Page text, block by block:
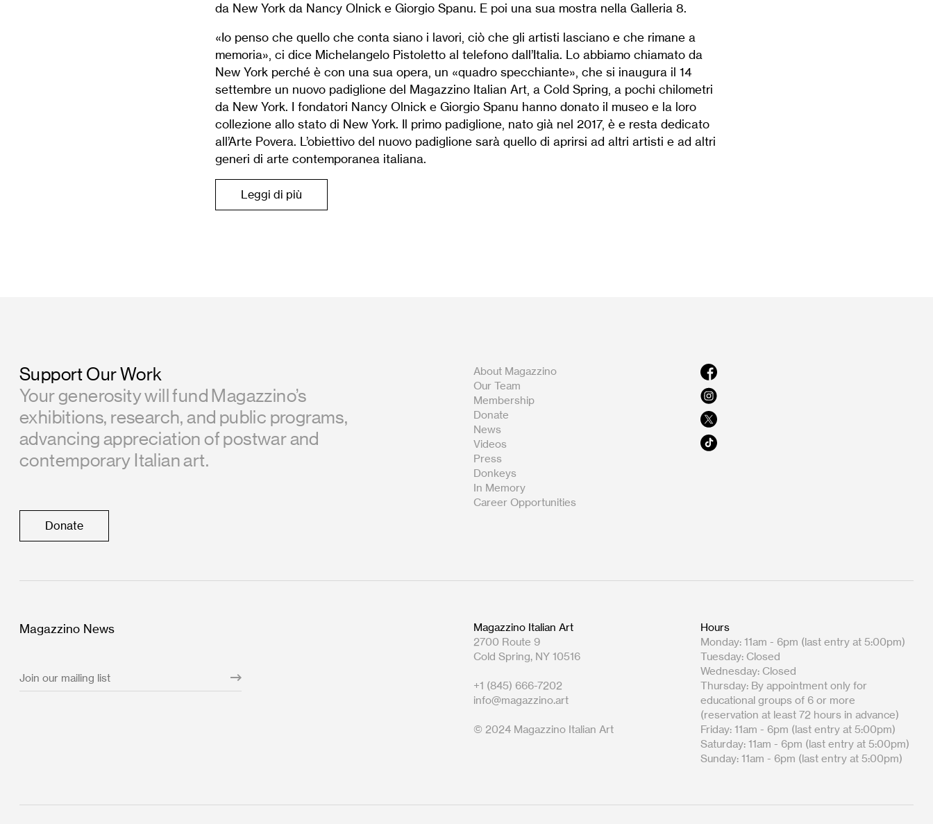
da New York da Nancy Olnick e Giorgio Spanu. E poi una sua mostra nella Galleria 8.
«Io penso che quello che conta siano i lavori, ciò che gli artisti lasciano e che rimane a
memoria», ci dice Michelangelo Pistoletto al telefono dall’Italia. Lo abbiamo chiamato da
New York perché è con una sua opera, un «quadro specchiante», che si inaugura il 14
settembre un nuovo padiglione del Magazzino Italian Art, a Cold Spring, a pochi chilometri
da New York. I fondatori Nancy Olnick e Giorgio Spanu hanno donato il museo e la loro
collezione allo stato di New York. Il primo padiglione, nato già nel 2017, è e resta dedicato
all’Arte Povera. L’obiettivo del nuovo padiglione sarà quello di aprirsi ad altri artisti e ad altri
generi di arte contemporanea italiana.
Leggi di più
Support Our Work
Your generosity will fund Magazzino’s
exhibitions, research, and public programs,
advancing appreciation of postwar and
contemporary Italian art.
Donate
About Magazzino
Our Team
Membership
Donate
News
Videos
Press
Donkeys
In Memory
Career Opportunities
Magazzino News
Magazzino Italian Art
2700 Route 9
Cold Spring, NY 10516
+1 (845) 666-7202
info@magazzino.art
© 2024 Magazzino Italian Art
Hours
Monday: 11am - 6pm (last entry at 5:00pm)
Tuesday: Closed
Wednesday: Closed
Thursday: By appointment only for
educational groups of 6 or more
(reservation at least 72 hours in advance)
Friday: 11am - 6pm (last entry at 5:00pm)
Saturday: 11am - 6pm (last entry at 5:00pm)
Sunday: 11am - 6pm (last entry at 5:00pm)